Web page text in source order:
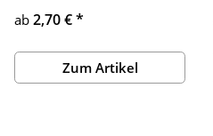
ab 2,70 €*
Zum Artikel